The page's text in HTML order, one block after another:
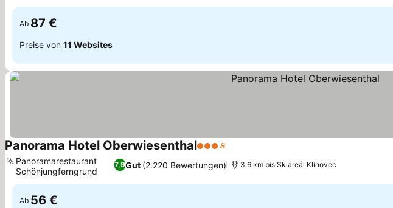
Ab 87 €
Preise von 11 Websites
Panorama Hotel Oberwiesenthal3 Sterne
7,9Gut (2.220 Bewertungen)
Panoramarestaurant
Schönjungferngrund
3.6 km bis Skiareál Klínovec
Ab 56 €